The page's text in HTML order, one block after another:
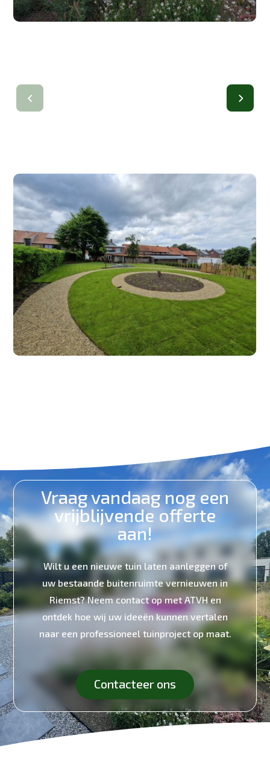
Vraag vandaag nog een
vrijblijvende offerte
aan!
Wilt u een nieuwe tuin laten aanleggen of
uw bestaande buitenruimte vernieuwen in
Riemst? Neem contact op met ATVH en
ontdek hoe wij uw ideeën kunnen vertalen
naar een professioneel tuinproject op maat.
Contacteer ons